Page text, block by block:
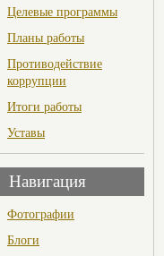
Целевые программы
Планы работы
Противодействие
коррупции
Итоги работы
Уставы
Навигация
Фотографии
Блоги